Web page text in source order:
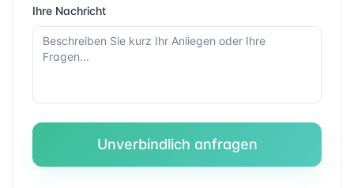
Ihre Nachricht
Unverbindlich anfragen